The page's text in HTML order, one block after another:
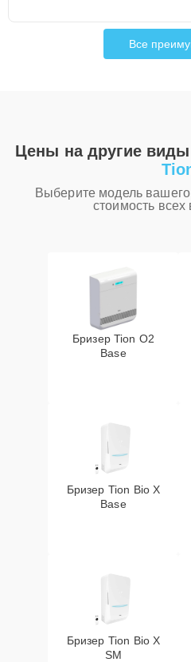
Все
Цены на другие
Выберите модель вашего
стоимость всех
Бризер Tion O2
Base
Бризер Tion Bio X
Base
Бризер Tion Bio X
SM